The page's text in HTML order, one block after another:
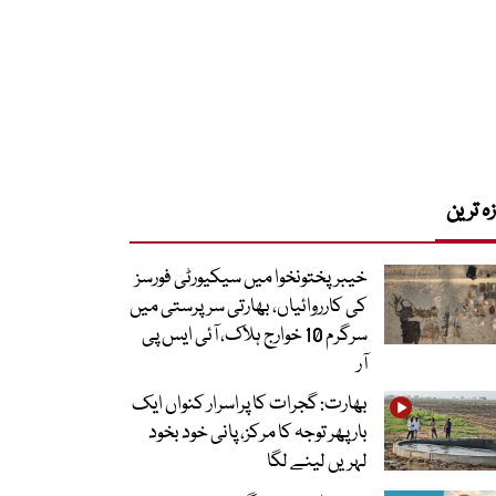
ترین
خیبرپختونخوا میں سیکیورٹی فورسز
کی کارروائیاں، بھارتی سرپرستی میں
سرگرم 10 خوارج ہلاک، آئی ایس پی
آر
بھارت: گجرات کا پراسرار کنواں ایک
بار پھر توجہ کا مرکز، پانی خود بخود
لہریں لینے لگا